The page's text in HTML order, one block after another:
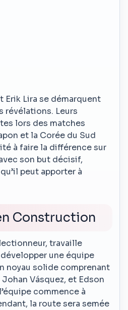
Erik Lira se démarquent
révélations. Leurs
lors des matches
et la Corée du Sud
à faire la différence sur
son but décisif,
peut apporter à
Construction
travaille
une équipe
noyau solide comprenant
Vásquez, et Edson
commence à
la route sera semée